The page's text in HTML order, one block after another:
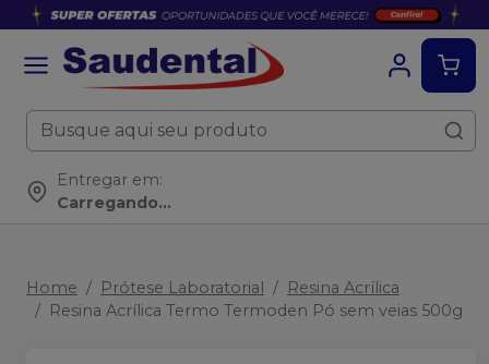
Entregar em:
Carregando...
Home Prótese Laboratorial
Resina Acrílica
Resina Acrílica Termo Termoden Pó sem veias 500g